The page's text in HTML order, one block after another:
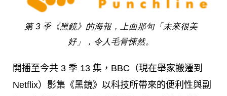
第 3 季《黑鏡》的海報，上面那句「未來很美
好」，令人毛骨悚然。
開播至今共 3 季 13 集，BBC（現在舉家搬遷到
Netflix）影集《黑鏡》以科技所帶來的便利性與副